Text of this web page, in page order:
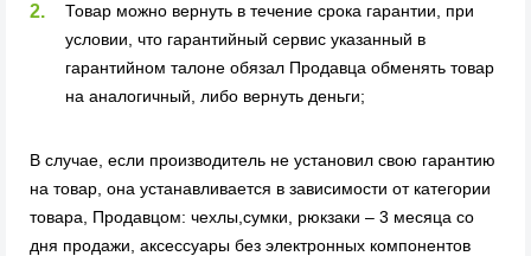
Товар можно вернуть в течение срока гарантии, при
условии, что гарантийный сервис указанный в
гарантийном талоне обязал Продавца обменять товар
на аналогичный, либо вернуть деньги;
В случае, если производитель не установил свою гарантию
на товар, она устанавливается в зависимости от категории
товара, Продавцом: чехлы,сумки, рюкзаки – 3 месяца со
дня продажи, аксессуары без электронных компонентов